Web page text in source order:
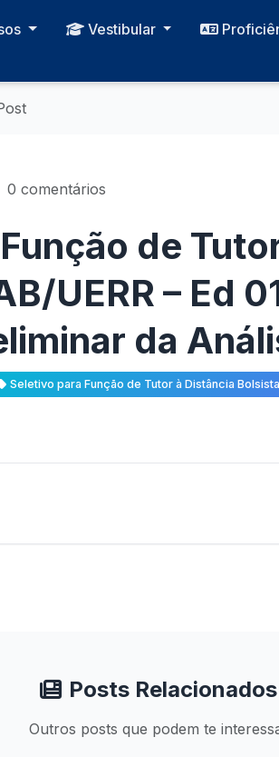
Vestibular
0 comentários
de
UERR – Ed
da
Seletivo para Função de Tutor à Distância
Posts Relacionados
Outros posts que podem te